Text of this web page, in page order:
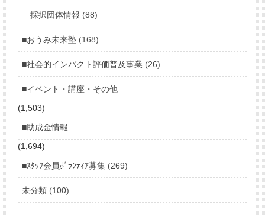
採択団体情報 (88)
■おうみ未来塾 (168)
■社会的インパクト評価普及事業 (26)
■イベント・講座・その他
(1,503)
■助成金情報
(1,694)
■ｽﾀｯﾌ会員ﾎﾞﾗﾝﾃｨｱ募集 (269)
未分類 (100)